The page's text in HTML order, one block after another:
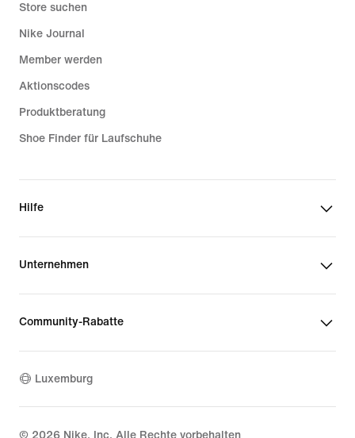
Store suchen
Nike Journal
Member werden
Aktionscodes
Produktberatung
Shoe Finder für Laufschuhe
Hilfe
Unternehmen
Community-Rabatte
Luxemburg
© 2026 Nike, Inc. Alle Rechte vorbehalten